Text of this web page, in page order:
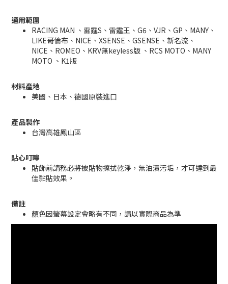
適用範圍
RACING MAN 、雷霆S、雷霆王、G6、VJR、GP、MANY、
LIKE哥倫布、NICE、XSENSE、GSENSE、新名流、
NICE、ROMEO、KRV無keyless版 、RCS MOTO、MANY
MOTO 、K1版
材料產地
美國、日本、德國原裝進口
產品製作
台灣高雄鳳山區
貼心叮嚀
貼飾前請務必將被貼物擦拭乾淨，無油漬污垢，才可達到最
佳黏貼效果。
備註
顏色因螢幕設定會略有不同，請以實際商品為準